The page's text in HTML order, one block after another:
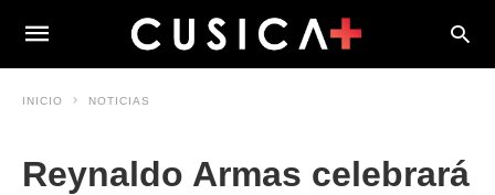
INICIO NOTICIAS
Reynaldo Armas celebrará